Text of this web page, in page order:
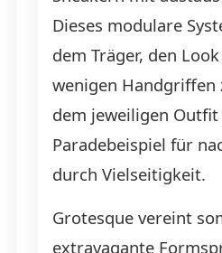
Dieses modulare
dem Träger, den
wenigen Handgriffen
dem jeweiligen Outfit
Paradebeispiel für
durch Vielseitigkeit.
Grotesque vereint
extravagante